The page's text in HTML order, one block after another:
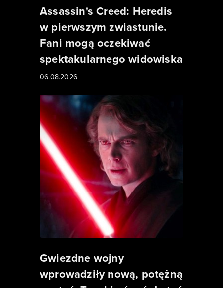
Assassin's Creed: Heredis
w pierwszym zwiastunie.
Fani mogą oczekiwać
spektakularnego widowiska
06.08.2026
Gwiezdne wojny
wprowadziły nową, potężną